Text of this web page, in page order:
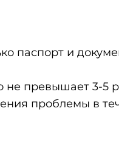
паспорт и
не превышает 3-5
проблемы в